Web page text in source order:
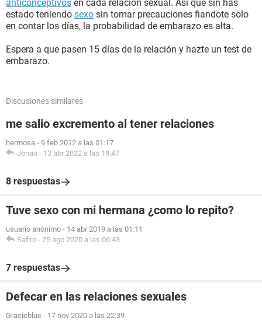
anticonceptivos en cada relación sexual. Así que sin has
estado teniendo sexo sin tomar precauciones fiandote solo
en contar los días, la probabilidad de embarazo es alta.
Espera a que pasen 15 días de la relación y hazte un test de
embarazo.
Discusiones similares
me salio excremento al tener relaciones
hermosa - 9 feb 2012 a las 01:17
Jonas - 13 abr 2022 a las 19:47
8 respuestas
Tuve sexo con mi hermana ¿como lo repito?
usuario anónimo - 14 abr 2019 a las 01:11
Safiro - 25 ago 2020 a las 06:43
7 respuestas
Defecar en las relaciones sexuales
Gracieblue - 17 nov 2020 a las 22:39